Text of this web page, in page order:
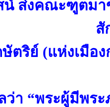
น์ ส่งคณะฑูตมา
สั
ตริย์ (แห่งเมือ
ว่า “พระผู้มีพร